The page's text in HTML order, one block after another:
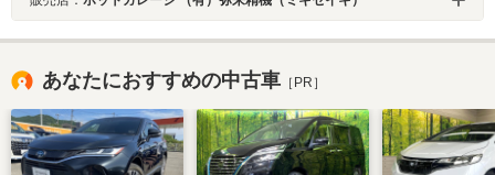
あなたにおすすめの中古車 ［PR］